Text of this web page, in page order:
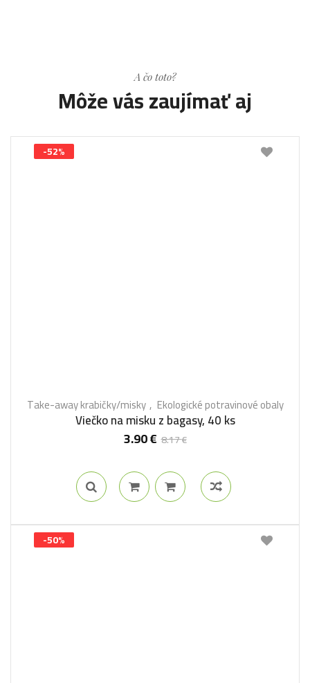
A čo toto?
Môže vás zaujímať aj
-52%
Take-away krabičky/misky Ekologické potravinové obaly
Viečko na misku z bagasy, 40 ks
8.17€
3.90€
-50%